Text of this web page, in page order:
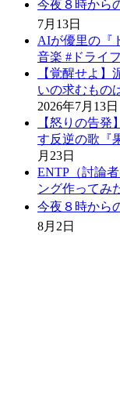
今夜８時から
7月13日
AIが優里の『
音楽 #ドライ
【覚醒せよ
いの求むもの
2026年7月13日
【怒りの告
す反逆の歌『
月23日
ENTP（討論
ング作ってみ
今夜８時から
8月2日